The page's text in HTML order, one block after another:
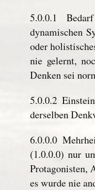
5.0.0.1
dynamischen
oder
nie gelernt,
Denken sei
5.0.0.2
derselben
6.0.0.0
(1.0.0.0) nur
Protagonisten,
es wurde nie